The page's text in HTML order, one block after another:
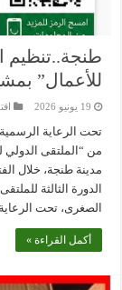
للأعمال”
19 يونيو 2026
تحت الرعاية الرسمية
من “الملتقى الدولي
الدورة الثالثة
الصغرى، تحت
أكمل القراءة »